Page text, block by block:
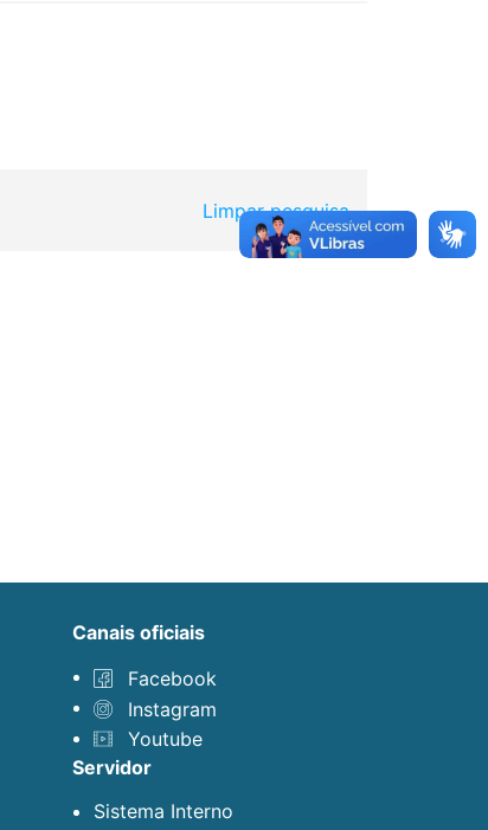
Limpar pesquisa
canais oficiais
Facebook
Instagram
Youtube
servidor
Sistema Interno